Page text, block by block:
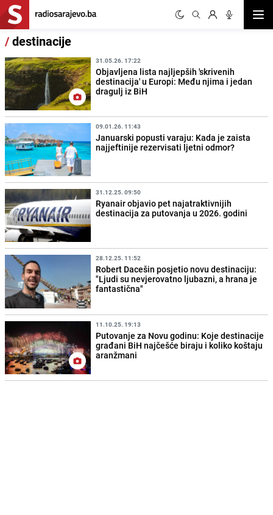
/destinacije
31.05.26. 17:22
Objavljena lista najljepših 'skrivenih
destinacija' u Europi: Među njima i jedan
dragulj iz BiH
09.01.26. 11:43
Januarski popusti varaju: Kada je zaista
najjeftinije rezervisati ljetni odmor?
31.12.25. 09:50
Ryanair objavio pet najatraktivnijih
destinacija za putovanja u 2026. godini
28.12.25. 11:52
Robert Dacešin posjetio novu destinaciju:
"Ljudi su nevjerovatno ljubazni, a hrana je
fantastična"
11.10.25. 19:13
Putovanje za Novu godinu: Koje destinacije
građani BiH najčešće biraju i koliko koštaju
aranžmani